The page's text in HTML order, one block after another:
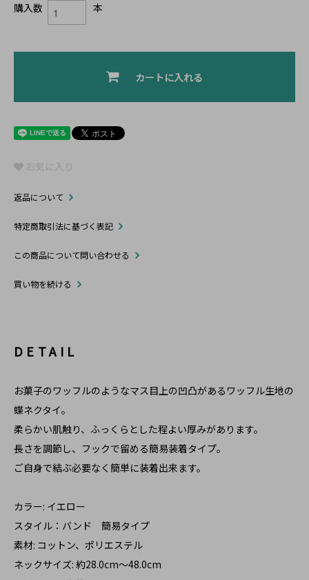
購入数 本
カートに入れる
お気に入り
返品について
特定商取引法に基づく表記
この商品について問い合わせる
買い物を続ける
DETAIL
お菓子のワッフルのようなマス目上の凹凸があるワッフル生地の
蝶ネクタイ。
柔らかい肌触り、ふっくらとした程よい厚みがあります。
長さを調節し、フックで留める簡易装着タイプ。
ご自身で結ぶ必要なく簡単に装着出来ます。
カラー: イエロー
スタイル：バンド 簡易タイプ
素材: コットン、ポリエステル
ネックサイズ: 約28.0cm～48.0cm